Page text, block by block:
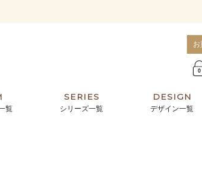
覧
SERIES
シリーズ一覧
DESIGN
デザイン一覧